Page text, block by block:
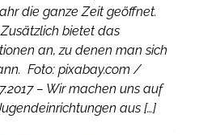
die ganze Zeit geöffnet.
bietet das
an, zu denen man sich
Foto: pixabay.com /
– Wir machen uns auf
aus […]